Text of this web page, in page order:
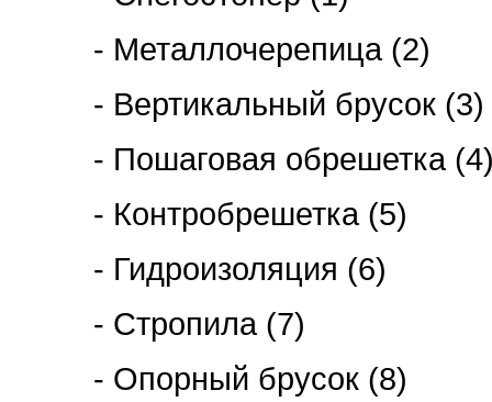
- Металлочерепица (2)
- Вертикальный брусок (3)
- Пошаговая обрешетка
- Контробрешетка (5)
- Гидроизоляция (6)
- Стропила (7)
- Опорный брусок (8)